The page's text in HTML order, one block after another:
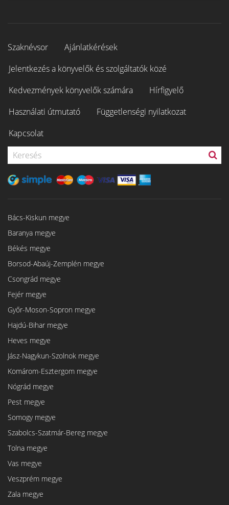
Szaknévsor
Ajánlatkérések
Jelentkezés a könyvelők és szolgáltatók közé
Kedvezmények könyvelők számára
Hírfigyelő
Használati útmutató
Függetlenségi nyilatkozat
Kapcsolat
Bács-Kiskun megye
Baranya megye
Békés megye
Borsod-Abaúj-Zemplén megye
Csongrád megye
Fejér megye
Győr-Moson-Sopron megye
Hajdú-Bihar megye
Heves megye
Jász-Nagykun-Szolnok megye
Komárom-Esztergom megye
Nógrád megye
Pest megye
Somogy megye
Szabolcs-Szatmár-Bereg megye
Tolna megye
Vas megye
Veszprém megye
Zala megye